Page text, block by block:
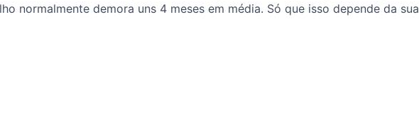
normalmente demora uns 4 meses em média. Só que isso depende da sua